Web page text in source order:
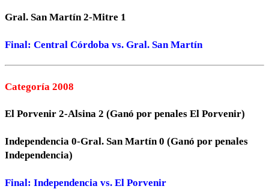
Gral. San Martín 2-Mitre 1
Final: Central Córdoba vs. Gral. San Martín
Categoría 2008
El Porvenir 2-Alsina 2 (Ganó por penales El Porvenir)
Independencia 0-Gral. San Martín 0 (Ganó por penales
Independencia)
Final: Independencia vs. El Porvenir